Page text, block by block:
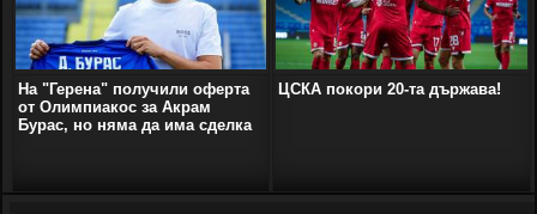
На "Герена" получили оферта
от Олимпиакос за Акрам
Бурас, но няма да има сделка
ЦСКА покори 20-та държава!